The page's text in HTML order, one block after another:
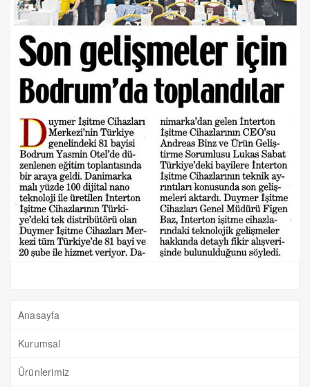
Anasayfa
Kurumsal
Ürünlerimiz